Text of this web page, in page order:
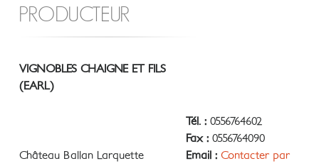
PRODUCTEUR
VIGNOBLES CHAIGNE ET FILS
(EARL)
Château Ballan Larquette
Tél. : 0556764602
Fax : 0556764090
Email : Contacter par